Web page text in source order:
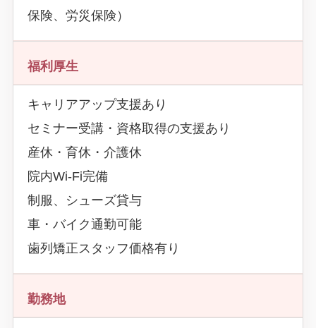
保険、労災保険）
福利厚生
キャリアアップ支援あり
セミナー受講・資格取得の支援あり
産休・育休・介護休
院内Wi-Fi完備
制服、シューズ貸与
車・バイク通勤可能
歯列矯正スタッフ価格有り
勤務地